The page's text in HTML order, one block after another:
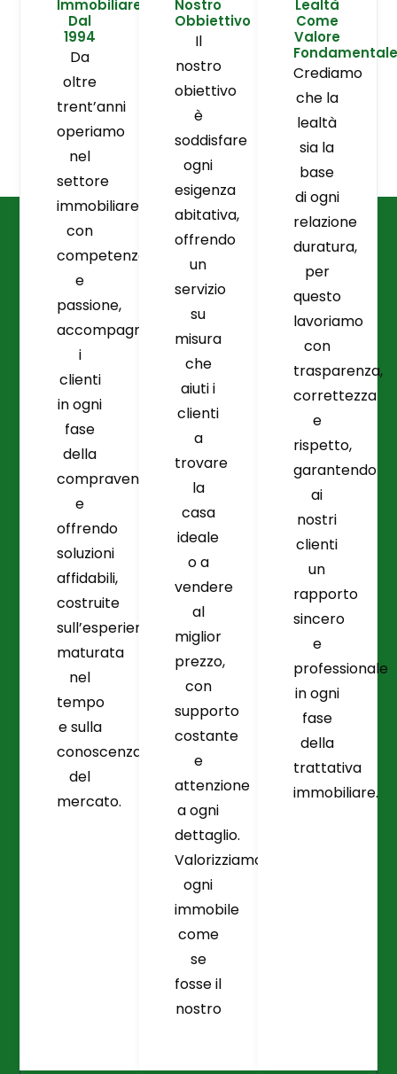
Immobiliare
Dal
1994
Da
oltre
trent’anni
operiamo
nel
settore
immobiliare
con
competenza
e
passione,
accompagnando
i
clienti
in ogni
fase
della
compravendita
e
offrendo
soluzioni
affidabili,
costruite
sull’esperienza
maturata
nel
tempo
e sulla
conoscenza
del
mercato.
Nostro
Obbiettivo
Il
nostro
obiettivo
è
soddisfare
ogni
esigenza
abitativa,
offrendo
un
servizio
su
misura
che
aiuti i
clienti
a
trovare
la
casa
ideale
o a
vendere
al
miglior
prezzo,
con
supporto
costante
e
attenzione
a ogni
dettaglio.
Valorizziamo
ogni
immobile
come
se
fosse il
nostro
Lealtà
Come
Valore
Fondamentale
Crediamo
che la
lealtà
sia la
base
di ogni
relazione
duratura,
per
questo
lavoriamo
con
trasparenza,
correttezza
e
rispetto,
garantendo
ai
nostri
clienti
un
rapporto
sincero
e
professionale
in ogni
fase
della
trattativa
immobiliare.